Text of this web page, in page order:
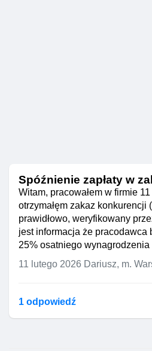
Spóźnienie zapłaty w
Witam, pracowałem w firmie
otrzymałęm zakaz konkurencji
prawidłowo, weryfikowany
jest informacja że pracodawca
25% osatniego
11 lutego 2026 Dariusz, m.
1 odpowiedź